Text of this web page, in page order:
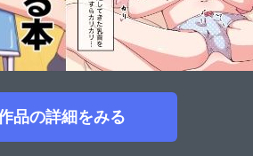
品の詳細をみる